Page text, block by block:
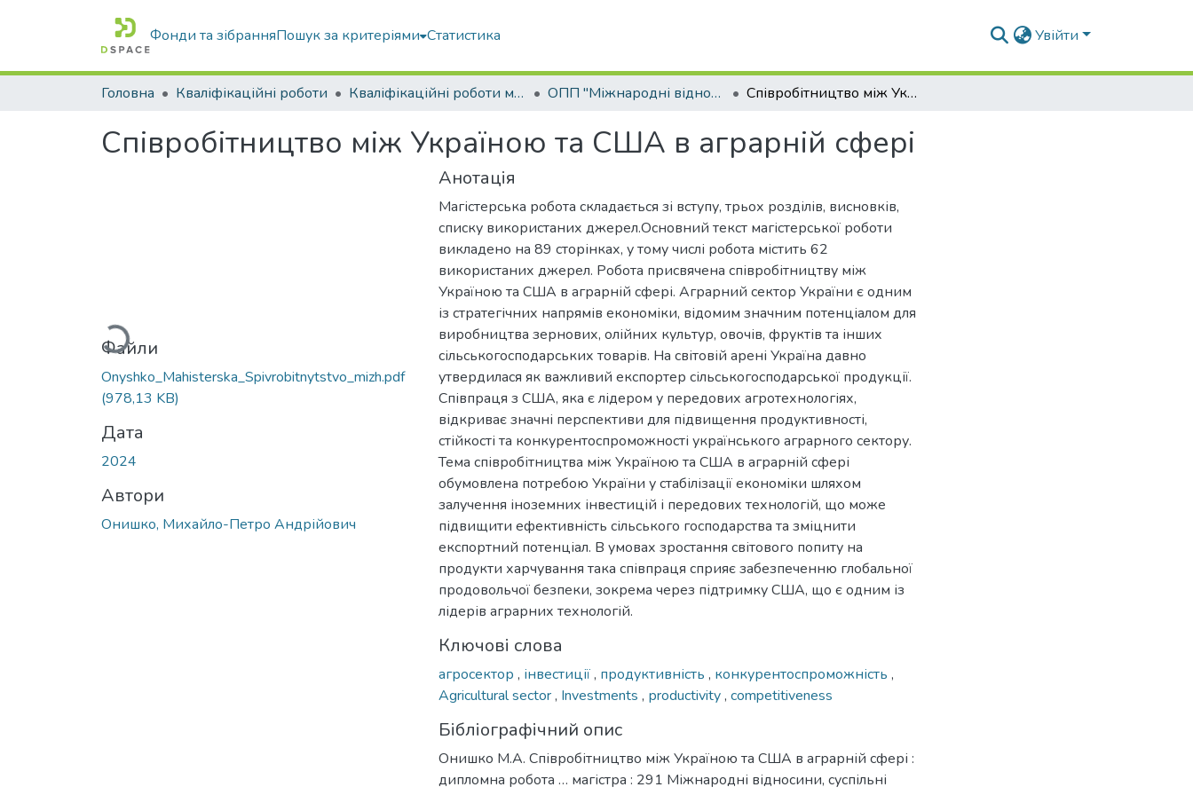
Фонди та зібранняПошук за критеріями Статистика Увійти
Головна Кваліфікаційні роботи Кваліфікаційні роботи магістрів ОПП "Міжнародні відносини, суспільні комунікації та регіональні студії" Співробітництво між Україною та США в аграрній сфері
Співробітництво між Україною та США в аграрній сфері
Вантажиться...
Файли
Onyshko_Mahisterska_Spivrobitnytstvo_mizh.pdf
(978,13 KB)
Дата
2024
Автори
Онишко, Михайло-Петро Андрійович
Анотація
Магістерська робота складається зі вступу, трьох розділів, висновків,
списку використаних джерел.Основний текст магістерської роботи
викладено на 89 сторінках, у тому числі робота містить 62
використаних джерел. Робота присвячена співробітництву між
Україною та США в аграрній сфері. Аграрний сектор України є одним
із стратегічних напрямів економіки, відомим значним потенціалом для
виробництва зернових, олійних культур, овочів, фруктів та інших
сільськогосподарських товарів. На світовій арені Україна давно
утвердилася як важливий експортер сільськогосподарської продукції.
Співпраця з США, яка є лідером у передових агротехнологіях,
відкриває значні перспективи для підвищення продуктивності,
стійкості та конкурентоспроможності українського аграрного сектору.
Тема співробітництва між Україною та США в аграрній сфері
обумовлена потребою України у стабілізації економіки шляхом
залучення іноземних інвестицій і передових технологій, що може
підвищити ефективність сільського господарства та зміцнити
експортний потенціал. В умовах зростання світового попиту на
продукти харчування така співпраця сприяє забезпеченню глобальної
продовольчої безпеки, зокрема через підтримку США, що є одним із
лідерів аграрних технологій.
Ключові слова
агросектор , інвестиції, продуктивність , конкурентоспроможність ,
Agricultural sector, Investments , рroductivity, competitiveness
Бібліографічний опис
Онишко М.А. Співробітництво між Україною та США в аграрній сфері :
дипломна робота … магістра : 291 Міжнародні відносини, суспільні